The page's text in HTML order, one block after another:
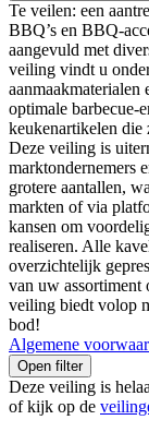
Te veilen: een
BBQ’s en BBQ-
aangevuld met
veiling vindt u
aanmaakmaterialen
optimale barbecue-
keukenartikelen die
Deze veiling is
marktondernemers
grotere aantallen,
markten of via
kansen om
realiseren. Alle
overzichtelijk
van uw assortiment
veiling biedt volop
bod!
Algemene
Open filter
Deze veiling is
of kijk op de